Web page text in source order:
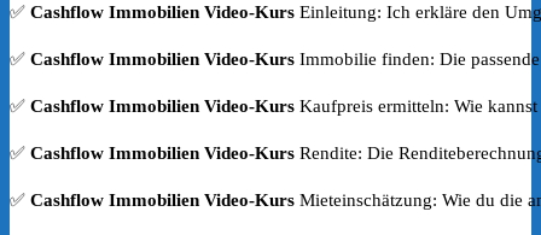
✅ Cashflow Immobilien Video-Kurs Einleitung: Ich erkläre den
✅ Cashflow Immobilien Video-Kurs Immobilie finden: Die
✅ Cashflow Immobilien Video-Kurs Kaufpreis ermitteln: Wie
✅ Cashflow Immobilien Video-Kurs Rendite: Die
✅ Cashflow Immobilien Video-Kurs Mieteinschätzung: Wie du die